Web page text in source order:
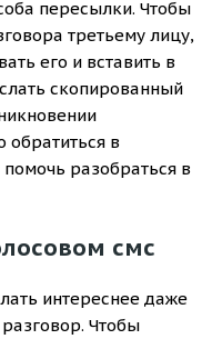
пересылки. Чтобы
третьему лицу,
его и вставить в
скопированный
в
разобраться в
смс
интереснее даже
Чтобы